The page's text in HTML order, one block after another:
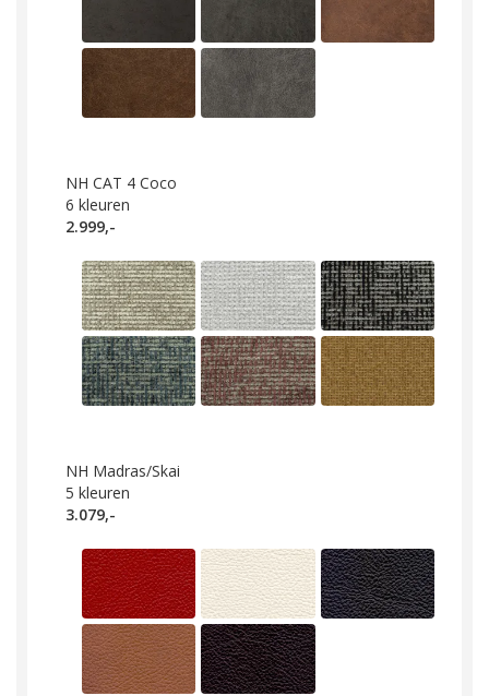
NH CAT 4 Coco
6 kleuren
2.999,-
NH Madras/Skai
5 kleuren
3.079,-